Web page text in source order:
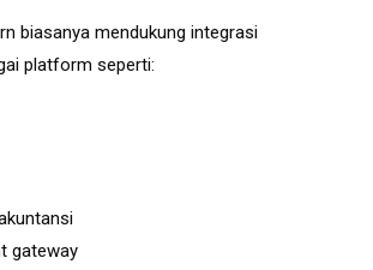
biasanya mendukung integrasi
platform seperti:
gateway